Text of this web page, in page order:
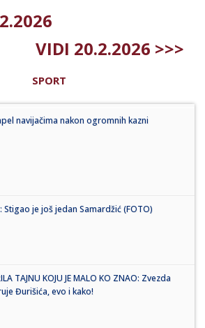
VIDI 20.2.2026 >>>
SPORT
navijačima nakon ogromnih kazni
Stigao je još jedan Samardžić (FOTO)
TAJNU KOJU JE MALO KO ZNAO: Zvezda
Đurišića, evo i kako!